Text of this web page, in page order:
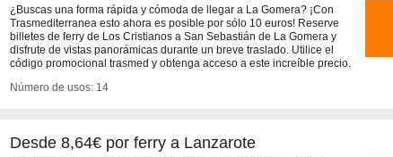
¿Buscas una forma rápida y cómoda de llegar a La Gomera? ¡Con
Trasmediterranea esto ahora es posible por sólo 10 euros! Reserve
billetes de ferry de Los Cristianos a San Sebastián de La Gomera y
disfrute de vistas panorámicas durante un breve traslado. Utilice el
código promocional trasmed y obtenga acceso a este increíble precio.
Número de usos: 14
Desde 8,64€ por ferry a Lanzarote